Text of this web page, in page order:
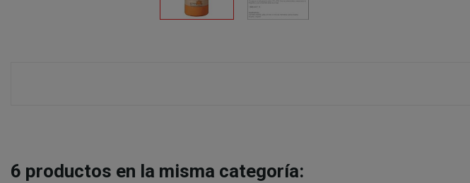
6 productos en la misma categoría: